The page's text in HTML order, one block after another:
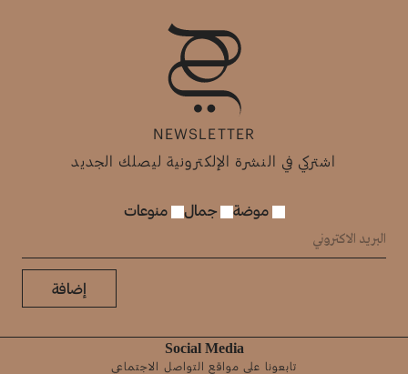
NEWSLETTER
اشتركي في النشرة الإلكترونية ليصلك الجديد
موضة جمال منوعات
إضافة
Social Media
تابعونا على مواقع التواصل الاجتماعي